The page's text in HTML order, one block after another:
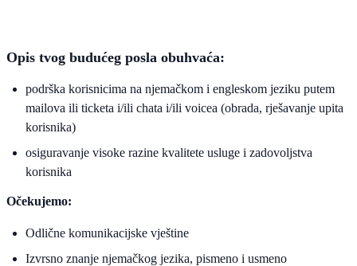
Opis tvog budućeg posla obuhvaća:
podrška korisnicima na njemačkom i engleskom jeziku putem
mailova ili ticketa i/ili chata i/ili voicea (obrada, rješavanje upita
korisnika)
osiguravanje visoke razine kvalitete usluge i zadovoljstva
korisnika
Očekujemo:
Odlične komunikacijske vještine
Izvrsno znanje njemačkog jezika, pismeno i usmeno